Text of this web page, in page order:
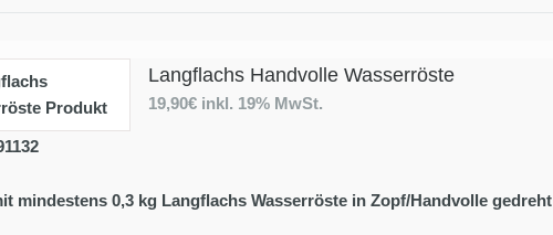
Langflachs Handvolle Wasserröste
19,90€ inkl. 19% MwSt.
mindestens 0,3 kg Langflachs Wasserröste in Zopf/Handvolle gedreht